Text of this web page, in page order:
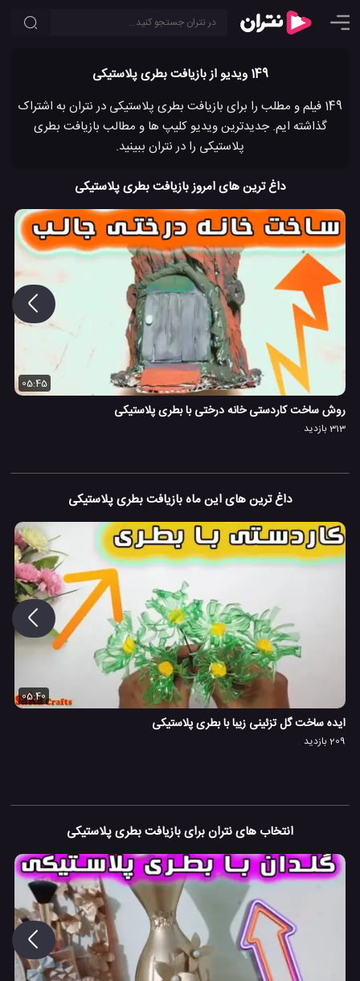
149 ویدیو از بازیافت بطری پلاستیکی
149 فیلم و مطلب را برای بازیافت بطری پلاستیکی در نتران به اشتراک
گذاشته ایم. جدیدترین ویدیو کلیپ ها و مطالب بازیافت بطری
پلاستیکی را در نتران ببینید.
داغ ترین های امروز بازیافت بطری پلاستیکی
05:45
روش ساخت کاردستی خانه درختی با بطری پلاستیکی
313 بازدید
داغ ترین های این ماه بازیافت بطری پلاستیکی
05:40
ایده ساخت گل تزئینی زیبا با بطری پلاستیکی
209 بازدید
انتخاب های نتران برای بازیافت بطری پلاستیکی